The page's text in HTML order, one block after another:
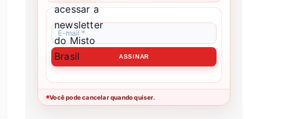
●Você pode cancelar quando quiser.